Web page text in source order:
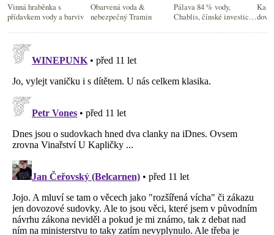
Vinná hraběnka s
přídavkem vody a barviv
Obarvená voda &
nebezpečný Tramin
Pálava 84 % vody,
Chablis, čínské investice,